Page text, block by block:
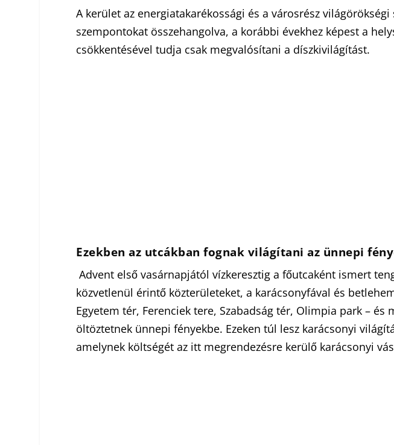
A kerület az energiatakarékossági és a városrész
szempontokat összehangolva, a korábbi évekhez képest a
csökkentésével tudja csak megvalósítani a díszkivilágítást.
Ezekben az utcákban fognak világítani az ünnepi
Advent első vasárnapjától vízkeresztig a főutcaként ismert
közvetlenül érintő közterületeket, a karácsonyfával és
Egyetem tér, Ferenciek tere, Szabadság tér, Olimpia park – és
öltöztetnek ünnepi fényekbe. Ezeken túl lesz karácsonyi
amelynek költségét az itt megrendezésre kerülő karácsonyi